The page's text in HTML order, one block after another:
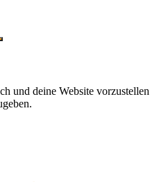
und deine Website vorzustellen